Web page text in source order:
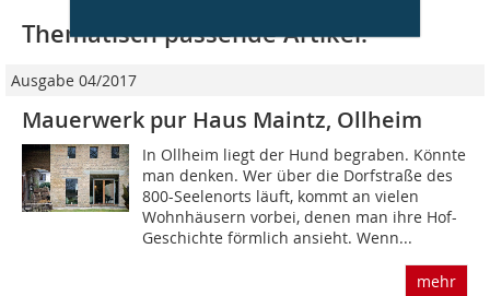
Thematisch passende Artikel:
Ausgabe 04/2017
Mauerwerk pur Haus Maintz, Ollheim
In Ollheim liegt der Hund begraben. Könnte
man denken. Wer über die Dorfstraße des
800-Seelenorts läuft, kommt an vielen
Wohnhäusern vorbei, denen man ihre Hof-
Geschichte förmlich ansieht. Wenn...
mehr